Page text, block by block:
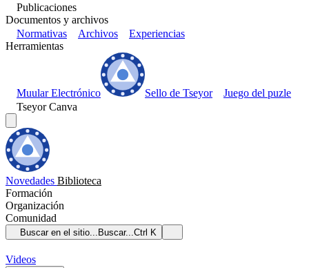
Publicaciones
Documentos y archivos
Normativas
Archivos
Experiencias
Herramientas
Muular Electrónico Sello de Tseyor
Juego del puzle
Tseyor Canva
Novedades Biblioteca
Formación
Organización
Comunidad
Buscar en el sitio... Buscar...Ctrl K
Videos